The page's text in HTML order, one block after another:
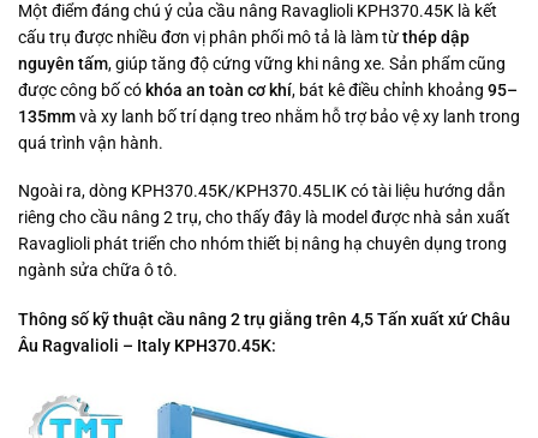
Một điểm đáng chú ý của cầu nâng Ravaglioli KPH370.45K là kết
cấu trụ được nhiều đơn vị phân phối mô tả là làm từthép dập
nguyên tấm, giúp tăng độ cứng vững khi nâng xe. Sản phẩm cũng
được công bố có khóa an toàn cơ khí, bát kê điều chỉnh khoảng 95–
135mmvà xy lanh bố trí dạng treo nhằm hỗ trợ bảo vệ xy lanh trong
quá trình vận hành.
Ngoài ra, dòng KPH370.45K/KPH370.45LIK có tài liệu hướng dẫn
riêng cho cầu nâng 2 trụ, cho thấy đây là model được nhà sản xuất
Ravaglioli phát triển cho nhóm thiết bị nâng hạ chuyên dụng trong
ngành sửa chữa ô tô.
Thông số kỹ thuật cầu nâng 2 trụ giằng trên 4,5 Tấn xuất xứ Châu
Âu Ragvalioli – Italy KPH370.45K: